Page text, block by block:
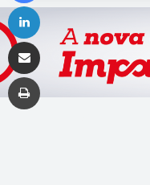
Linkedin
Imprimir